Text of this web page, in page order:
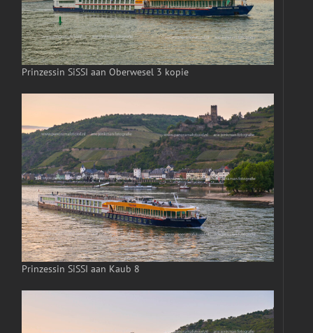
Prinzessin SiSSI aan Oberwesel 3 kopie
Prinzessin SiSSI aan Kaub 8